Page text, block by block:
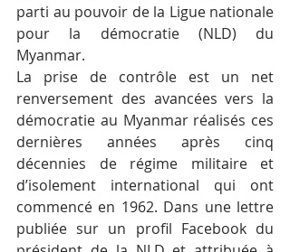
parti au pouvoir de la Ligue nationale
pour la démocratie (NLD) du
Myanmar.
La prise de contrôle est un net
renversement des avancées vers la
démocratie au Myanmar réalisés ces
dernières années après cinq
décennies de régime militaire et
d’isolement international qui ont
commencé en 1962. Dans une lettre
publiée sur un profil Facebook du